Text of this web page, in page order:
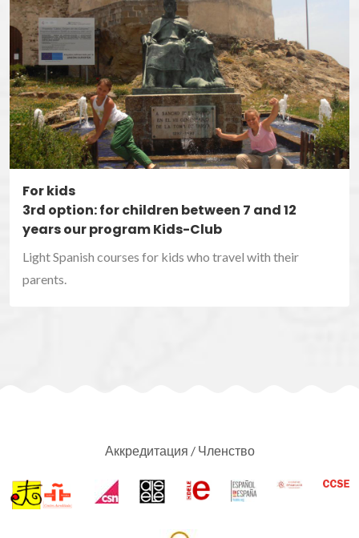
For kids
3rd option: for children between 7 and 12
years our program Kids-Club
Light Spanish courses for kids who travel with their
parents.
Аккредитация / Членство